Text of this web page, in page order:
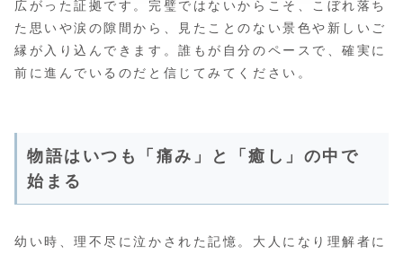
広がった証拠です。完璧ではないからこそ、こぼれ落ち
た思いや涙の隙間から、見たことのない景色や新しいご
縁が入り込んできます。誰もが自分のペースで、確実に
前に進んでいるのだと信じてみてください。
物語はいつも「痛み」と「癒し」の中で
始まる
幼い時、理不尽に泣かされた記憶。大人になり理解者に